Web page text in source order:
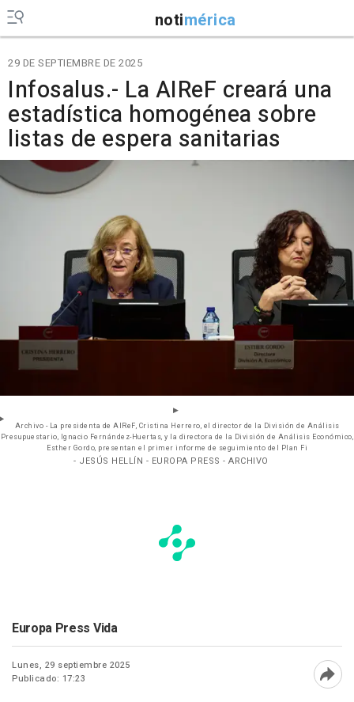
notimérica
29 DE SEPTIEMBRE DE 2025
Infosalus.- La AIReF creará una
estadística homogénea sobre
listas de espera sanitarias
Archivo - La presidenta de AIReF, Cristina Herrero, el director de la División de Análisis
Presupuestario, Ignacio Fernández-Huertas, y la directora de la División de Análisis Económico,
Esther Gordo, presentan el primer informe de seguimiento del Plan Fi
- JESÚS HELLÍN - EUROPA PRESS - ARCHIVO
Europa Press Vida
Lunes, 29 septiembre 2025
Publicado: 17:23